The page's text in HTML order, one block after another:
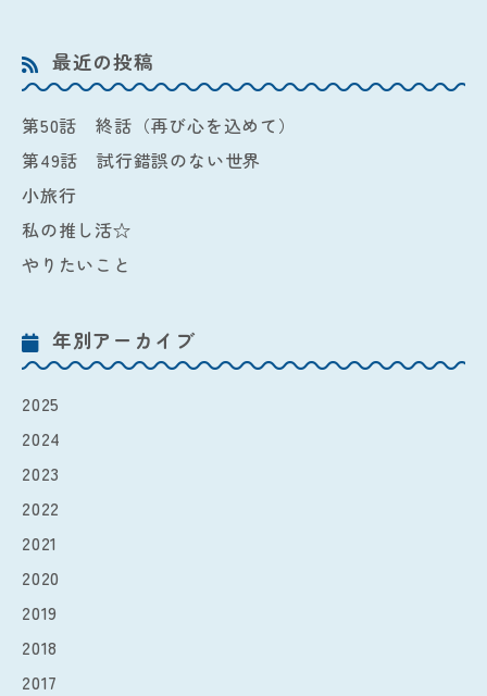
最近の投稿
第50話 終話（再び心を込めて）
第49話 試行錯誤のない世界
小旅行
私の推し活☆
やりたいこと
年別アーカイブ
2025
2024
2023
2022
2021
2020
2019
2018
2017